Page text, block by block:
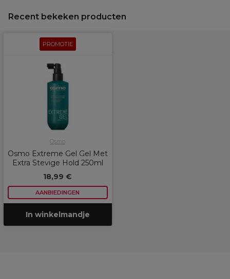
Recent bekeken producten
PROMOTIE
Osmo
Osmo Extreme Gel Gel Met
Extra Stevige Hold 250ml
18,99 €
AANBIEDINGEN
In winkelmandje